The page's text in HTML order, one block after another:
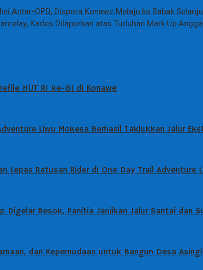
Antar-OPD, Dispora Konawe Melaju ke Babak
Kades Dilaporkan atas Tuduhan Mark Up
HUT RI ke-81 di Konawe
Liwu Mokesa Berhasil Taklukkan Jalur
Lepas Ratusan Rider di One Day Trail Adventure
Besok, Panitia Janjikan Jalur Santai dan
dan Kepemudaan untuk Bangun Desa